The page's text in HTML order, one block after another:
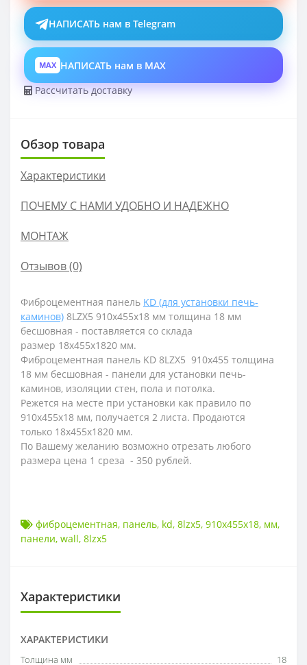
НАПИСАТЬ нам в Telegram
MAX НАПИСАТЬ нам в MAX
Рассчитать доставку
Обзор товара
Характеристики
ПОЧЕМУ С НАМИ УДОБНО И НАДЕЖНО
МОНТАЖ
Отзывов (0)
Фиброцементная панель KD (для установки печь-
каминов) 8LZX5 910х455х18 мм толщина 18 мм
бесшовная - поставляется со склада
размер 18х455х1820 мм.
Фиброцементная панель KD 8LZX5 910х455 толщина
18 мм бесшовная - панели для установки печь-
каминов, изоляции стен, пола и потолка.
Режется на месте при установки как правило по
910х455х18 мм, получается 2 листа. Продаются
только 18х455х1820 мм.
По Вашему желанию возможно отрезать любого
размера цена 1 среза - 350 рублей.
фиброцементная, панель, kd, 8lzx5, 910х455х18, мм,
панели, wall, 8lzx5
Характеристики
ХАРАКТЕРИСТИКИ
Толщина мм 18